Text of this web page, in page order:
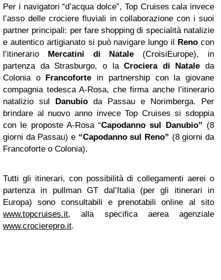
Per i navigatori “d’acqua dolce”, Top Cruises cala invece
l’asso delle crociere fluviali in collaborazione con i suoi
partner principali: per fare shopping di specialità natalizie
e autentico artigianato si può navigare lungo il Reno con
l’itinerario Mercatini di Natale (CroisiEurope), in
partenza da Strasburgo, o laCrociera di Natale da
Colonia o Francoforte in partnership con la giovane
compagnia tedesca A-Rosa, che firma anche l’itinerario
natalizio sul Danubio da Passau e Norimberga. Per
brindare al nuovo anno invece Top Cruises si sdoppia
con le proposte A-Rosa “Capodanno sul Danubio” (8
giorni da Passau) e “Capodanno sul Reno” (8 giorni da
Francoforte o Colonia).
Tutti gli itinerari, con possibilità di collegamenti aerei o
partenza in pullman GT dal’Italia (per gli itinerari in
Europa) sono consultabili e prenotabili online al sito
www.topcruises.it, alla specifica aerea agenziale
www.crocierepro.it.